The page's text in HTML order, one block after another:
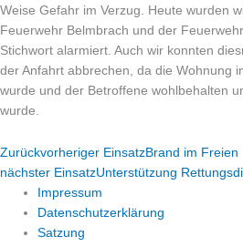
Weise Gefahr im Verzug. Heute wurden
Feuerwehr Belmbrach und der
Stichwort alarmiert. Auch wir konnten
der Anfahrt abbrechen, da die Wohnung
wurde und der Betroffene wohlbehalten
wurde.
Zurückvorheriger EinsatzBrand im Freien
nächster EinsatzUnterstützung
Impressum
Datenschutzerklärung
Satzung